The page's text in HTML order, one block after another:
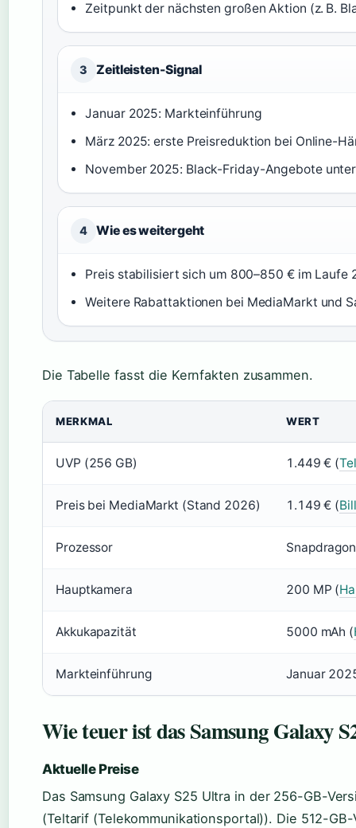
Zeitpunkt der nächsten großen Aktion (z. B.
3 Zeitleisten-Signal
Januar 2025: Markteinführung
März 2025: erste Preisreduktion bei Online-
November 2025: Black-Friday-Angebote
4 Wie es weitergeht
Preis stabilisiert sich um 800–850 € im Laufe
Weitere Rabattaktionen bei MediaMarkt und
Die Tabelle fasst die Kernfakten zusammen.
MERKMAL WERT
UVP (256 GB) 1.449 € (
Preis bei MediaMarkt (Stand 2026) 1.149 € (
Prozessor
Hauptkamera 200 MP (
Akkukapazität 5000 mAh (
Markteinführung Januar
Wie teuer ist das Samsung Galaxy
Aktuelle Preise
Das Samsung Galaxy S25 Ultra in der 256-GB-
(Teltarif (Telekommunikationsportal)). Die 512-